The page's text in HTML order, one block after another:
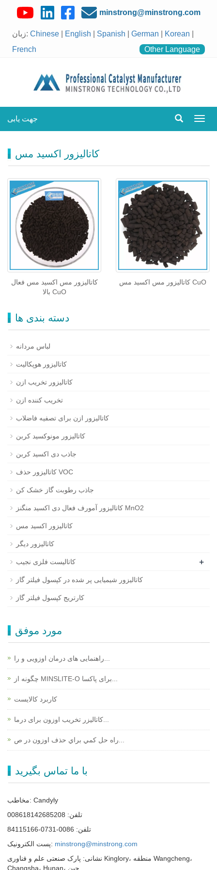
minstrong@minstrong.com
زبان: Chinese English Spanish German Korean
French
Other Language
ناوبری
جهت یابی
کاتالیزور اکسید مس
کاتالیزور مس اکسید مس فعال
بالا CuO
کاتالیزور مس اکسید مس CuO
دسته بندی ها
لباس مردانه
کاتالیزور هوپکالیت
کاتالیزور تخریب ازن
تخریب کننده ازن
کاتالیزور ازن برای تصفیه فاضلاب
کاتالیزور مونوکسید کربن
جاذب دی اکسید کربن
کاتالیزور حذف VOC
جاذب رطوبت گاز خشک کن
کاتالیزور آمورف فعال دی اکسید منگنز MnO2
کاتالیزور اکسید مس
کاتالیزور دیگر
کاتالیست فلزی نجیب +
کاتالیزور شیمیایی پر شده در کپسول فیلتر گاز
کارتریج کپسول فیلتر گاز
مورد موفق
کاربرد کالایست
با ما تماس بگیرید
مخاطب: Candyly
تلفن: 008618142685208
تلفن: 0086-0731-84115166
پست الکترونیک: minstrong@minstrong.com
نشانی: پارک صنعتی علم و فناوری Kinglory، منطقه Wangcheng،
Changsha، Hunan، چین